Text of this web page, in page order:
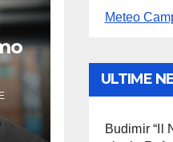
Meteo
ULTIME
Budimir “Il